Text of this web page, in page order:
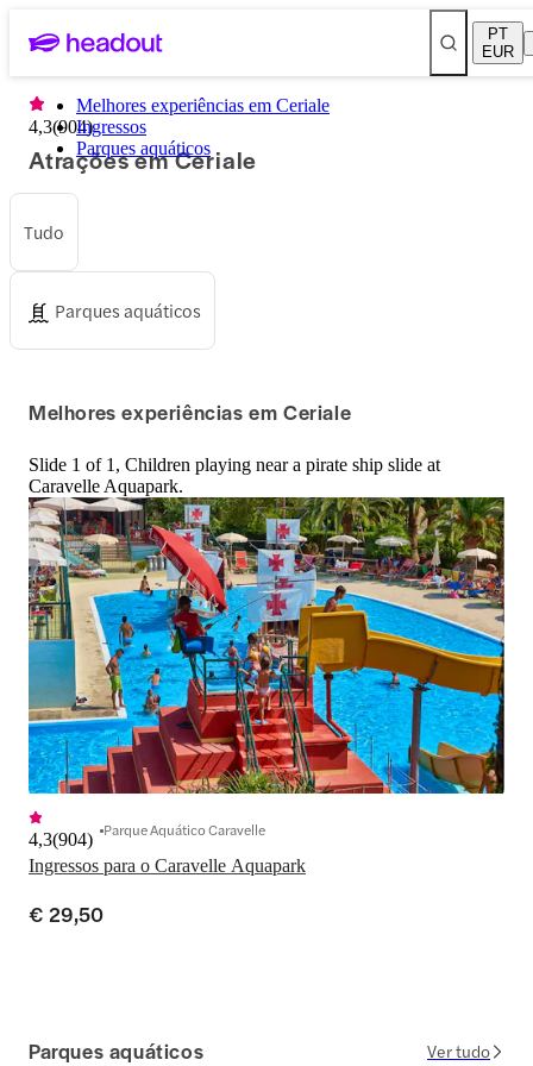
PT
EUR
Melhores experiências em Ceriale
Ingressos
Parques aquáticos
4,3(904)
Atrações em Ceriale
Tudo
Parques aquáticos
Melhores experiências em Ceriale
Slide 1 of 1, Children playing near a pirate ship slide at
Caravelle Aquapark.
Ingressos para o Caravelle Aquapark
4,3(904) Parque Aquático Caravelle
€ 29,50
Parques aquáticos Ver tudo